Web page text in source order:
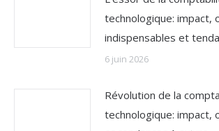
technologique: impact,
indispensables et
6 juin 2026
Révolution de la
technologique: impact,